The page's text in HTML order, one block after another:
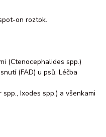
on roztok.
(Ctenocephalides spp.)
(FAD) u psů. Léčba
Ixodes spp.) a všenkami